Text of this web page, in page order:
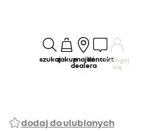
szukajzakupznajdź
dealera
kontaktZaloguj
się
dodaj do ulubionych